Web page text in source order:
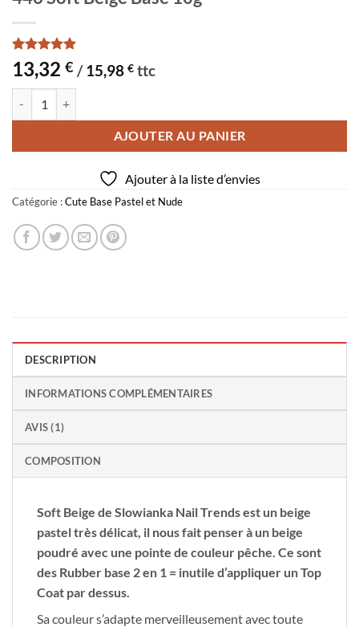
Noté5sur
5 basé sur
1
notation
13,32 € /15,98 € ttc
AJOUTER AU PANIER
Ajouter à la liste d’envies
Catégorie :Cute Base Pastel et Nude
DESCRIPTION
INFORMATIONS COMPLÉMENTAIRES
AVIS (1)
COMPOSITION
Soft Beige de Slowianka Nail Trends est un beige
pastel très délicat, il nous fait penser à un beige
poudré avec une pointe de couleur pêche. Ce sont
des Rubber base 2 en 1 = inutile d’appliquer un Top
Coat par dessus.
Sa couleur s’adapte merveilleusement avec toute